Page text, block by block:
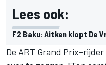
Lees ook:
F2 Baku: Aitken klopt De
De ART Grand Prix-